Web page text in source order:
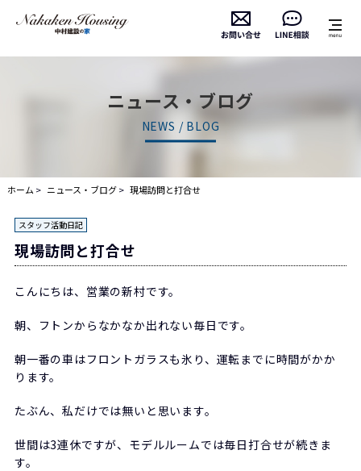
ニュース・ブログ
NEWS / BLOG
ホーム ニュース・ブログ 現場訪問と打合せ
スタッフ活動日記
現場訪問と打合せ
こんにちは、営業の新村です。
朝、フトンからなかなか出れない毎日です。
朝一番の車はフロントガラスも氷り、運転までに時間がかか
ります。
たぶん、私だけでは無いと思います。
世間は3連休ですが、モデルルームでは毎日打合せが続きま
す。